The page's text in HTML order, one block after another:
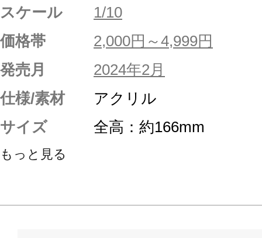
スケール
1/10
価格帯
2,000円～4,999円
発売月
2024年2月
仕様/素材
アクリル
サイズ
全高：約166mm
もっと見る